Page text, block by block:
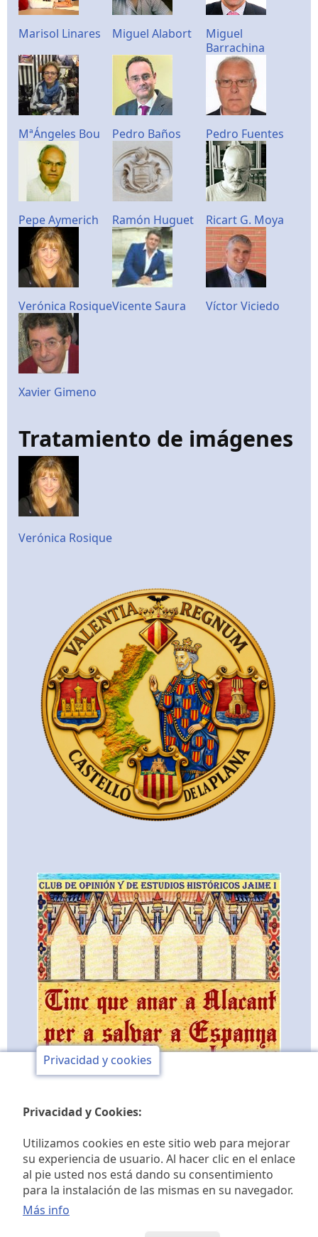
Marisol Linares Miguel Alabort
Miguel
Barrachina
MªÁngeles Bou Pedro Baños Pedro Fuentes
Pepe Aymerich Ramón Huguet Ricart G. Moya
Verónica RosiqueVicente Saura Víctor Viciedo
Xavier Gimeno
Tratamiento de imágenes
Verónica Rosique
Club de opinión y de
estudios históricos Jaime I
Privacidad y cookies
Privacidad y Cookies:
Utilizamos cookies en este sitio web para mejorar
su experiencia de usuario. Al hacer clic en el enlace
al pie usted nos está dando su consentimiento
para la instalación de las mismas en su navegador.
Más info